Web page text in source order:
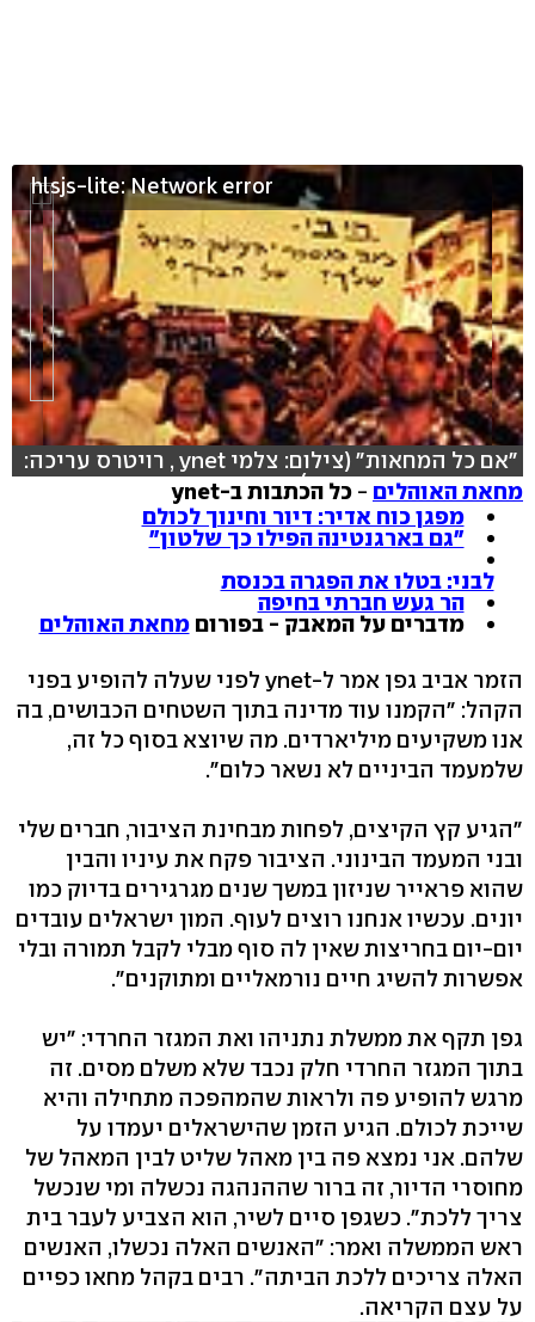
hlsjs-lite: Network error
"אם כל המחאות" (צילום: צלמי ynet , רויטרס עריכה:
רונה פפר, ירדנה עבודי)
מחאת האוהלים - כל הכתבות ב-ynet
מפגן כוח אדיר: דיור וחינוך לכולם
"גם בארגנטינה הפילו כך שלטון"
לבני: בטלו את הפגרה בכנסת
הר געש חברתי בחיפה
מדברים על המאבק - בפורוםמחאת האוהלים
הזמר אביב גפן אמר ל-ynet לפני שעלה להופיע בפני
הקהל: "הקמנו עוד מדינה בתוך השטחים הכבושים, בה
אנו משקיעים מיליארדים. מה שיוצא בסוף כל זה,
שלמעמד הביניים לא נשאר כלום".
"הגיע קץ הקיצים, לפחות מבחינת הציבור, חברים שלי
ובני המעמד הבינוני. הציבור פקח את עיניו והבין
שהוא פראייר שניזון במשך שנים מגרגירים בדיוק כמו
יונים. עכשיו אנחנו רוצים לעוף. המון ישראלים עובדים
יום-יום בחריצות שאין לה סוף מבלי לקבל תמורה ובלי
אפשרות להשיג חיים נורמאליים ומתוקנים".
גפן תקף את ממשלת נתניהו ואת המגזר החרדי: "יש
בתוך המגזר החרדי חלק נכבד שלא משלם מסים. זה
מרגש להופיע פה ולראות שהמהפכה מתחילה והיא
שייכת לכולם. הגיע הזמן שהישראלים יעמדו על
שלהם. אני נמצא פה בין מאהל שליט לבין המאהל של
מחוסרי הדיור, זה ברור שההנהגה נכשלה ומי שנכשל
צריך ללכת". כשגפן סיים לשיר, הוא הצביע לעבר בית
ראש הממשלה ואמר: "האנשים האלה נכשלו, האנשים
האלה צריכים ללכת הביתה". רבים בקהל מחאו כפיים
על עצם הקריאה.